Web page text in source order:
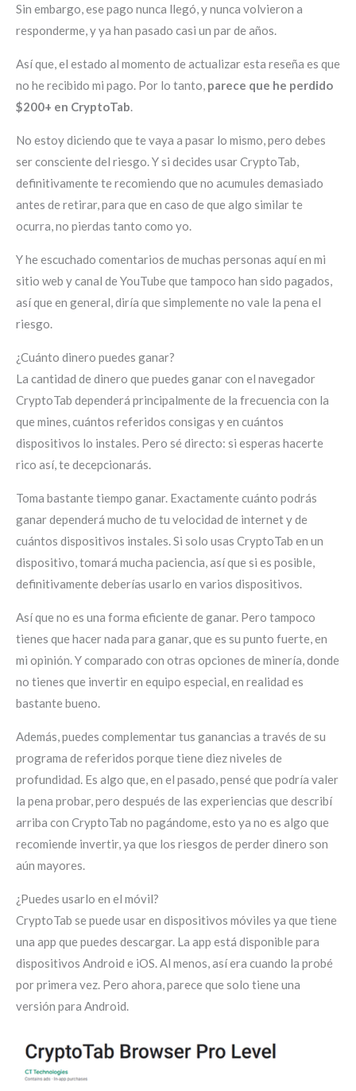
Sin embargo, ese pago nunca llegó, y nunca volvieron a
responderme, y ya han pasado casi un par de años.
Así que, el estado al momento de actualizar esta reseña es que
no he recibido mi pago. Por lo tanto, parece que he perdido
$200+ en CryptoTab
No estoy diciendo que te vaya a pasar lo mismo, pero debes
ser consciente del riesgo. Y si decides usar CryptoTab,
definitivamente te recomiendo que no acumules demasiado
antes de retirar, para que en caso de que algo similar te
ocurra, no pierdas tanto como yo.
Y he escuchado comentarios de muchas personas aquí en mi
sitio web y canal de YouTube que tampoco han sido pagados,
así que en general, diría que simplemente no vale la pena el
riesgo.
¿Cuánto dinero puedes ganar?
La cantidad de dinero que puedes ganar con el navegador
CryptoTab dependerá principalmente de la frecuencia con la
que mines, cuántos referidos consigas y en cuántos
dispositivos lo instales. Pero sé directo: si esperas hacerte
rico así, te decepcionarás.
Toma bastante tiempo ganar. Exactamente cuánto podrás
ganar dependerá mucho de tu velocidad de internet y de
cuántos dispositivos instales. Si solo usas CryptoTab en un
dispositivo, tomará mucha paciencia, así que si es posible,
definitivamente deberías usarlo en varios dispositivos.
Así que no es una forma eficiente de ganar. Pero tampoco
tienes que hacer nada para ganar, que es su punto fuerte, en
mi opinión. Y comparado con otras opciones de minería, donde
no tienes que invertir en equipo especial, en realidad es
bastante bueno.
Además, puedes complementar tus ganancias a través de su
programa de referidos porque tiene diez niveles de
profundidad. Es algo que, en el pasado, pensé que podría valer
la pena probar, pero después de las experiencias que describí
arriba con CryptoTab no pagándome, esto ya no es algo que
recomiende invertir, ya que los riesgos de perder dinero son
aún mayores.
¿Puedes usarlo en el móvil?
CryptoTab se puede usar en dispositivos móviles ya que tiene
una app que puedes descargar. La app está disponible para
dispositivos Android e iOS. Al menos, así era cuando la probé
por primera vez. Pero ahora, parece que solo tiene una
versión para Android.